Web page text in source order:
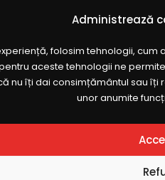
Administrează
folosim tehnologii,
aceste tehnologii ne
nu îți dai consimțământul sau
unor anumite
prezentare –
pentru